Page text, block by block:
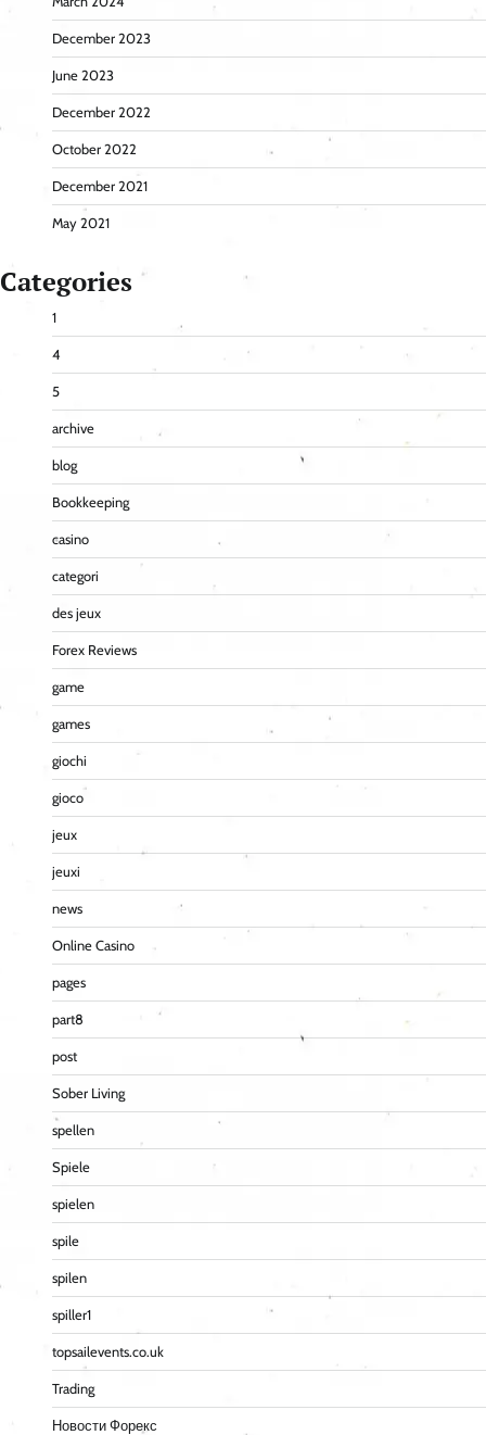
December 2023
June 2023
December 2022
October 2022
December 2021
May 2021
Categories
1
4
5
archive
blog
Bookkeeping
casino
categori
des jeux
Forex Reviews
game
games
giochi
gioco
jeux
jeuxi
news
Online Casino
pages
part8
post
Sober Living
spellen
Spiele
spielen
spile
spilen
spiller1
topsailevents.co.uk
Trading
Новости Форекс